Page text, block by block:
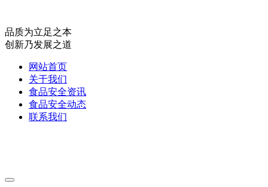
品质为立足之本
创新乃发展之道
网站首页
关于我们
食品安全资讯
食品安全动态
联系我们